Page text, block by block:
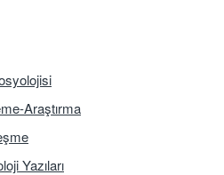
Araştırma
Yazıları